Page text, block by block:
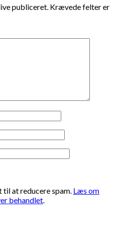
publiceret. Krævede felter er
at reducere spam. Læs om
behandlet.